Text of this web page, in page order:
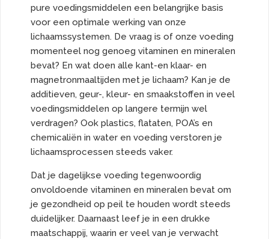
pure voedingsmiddelen een belangrijke basis
voor een optimale werking van onze
lichaamssystemen. De vraag is of onze voeding
momenteel nog genoeg vitaminen en mineralen
bevat? En wat doen alle kant-en klaar- en
magnetronmaaltijden met je lichaam? Kan je de
additieven, geur-, kleur- en smaakstoffen in veel
voedingsmiddelen op langere termijn wel
verdragen? Ook plastics, flataten, POA’s en
chemicaliën in water en voeding verstoren je
lichaamsprocessen steeds vaker.
Dat je dagelijkse voeding tegenwoordig
onvoldoende vitaminen en mineralen bevat om
je gezondheid op peil te houden wordt steeds
duidelijker. Daarnaast leef je in een drukke
maatschappij, waarin er veel van je verwacht